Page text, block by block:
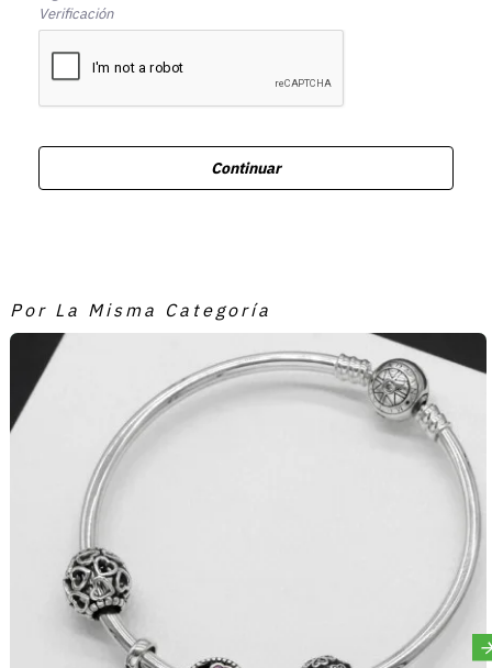
Verificación
Continuar
Por La Misma Categoría